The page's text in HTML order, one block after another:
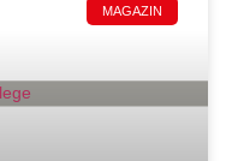
MAGAZIN